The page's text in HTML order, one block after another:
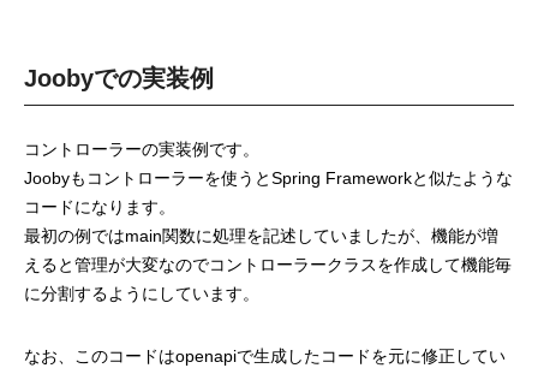
Joobyでの実装例
コントローラーの実装例です。
Joobyもコントローラーを使うとSpring Frameworkと似たような
コードになります。
最初の例ではmain関数に処理を記述していましたが、機能が増
えると管理が大変なのでコントローラークラスを作成して機能毎
に分割するようにしています。
なお、このコードはopenapiで生成したコードを元に修正してい